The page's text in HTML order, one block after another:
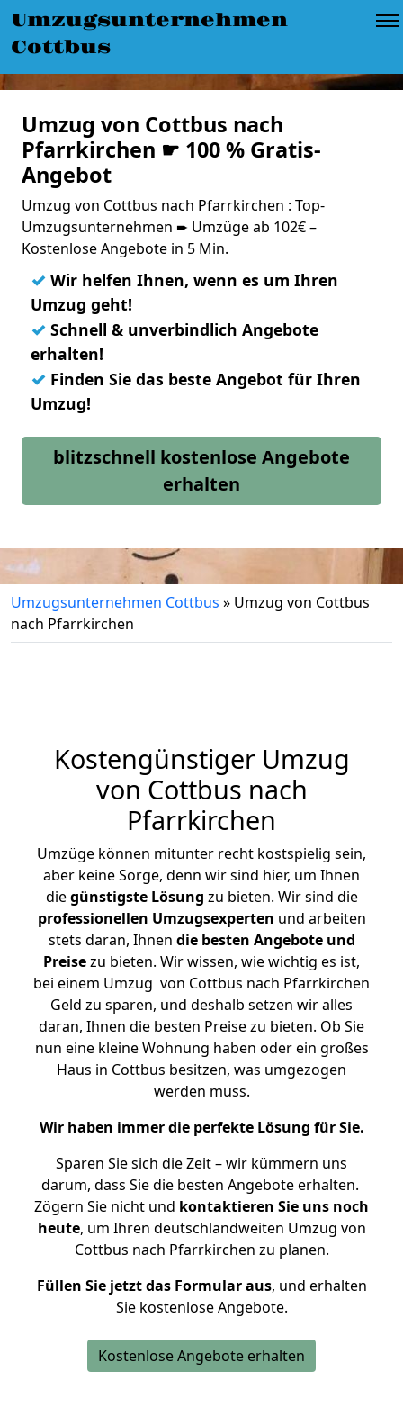
Umzugsunternehmen
Cottbus
Umzug von Cottbus nach
Pfarrkirchen ☛ 100 % Gratis-
Angebot
Umzug von Cottbus nach Pfarrkirchen : Top-
Umzugsunternehmen ➨ Umzüge ab 102€ –
Kostenlose Angebote in 5 Min.
✓ Wir helfen Ihnen, wenn es um Ihren
Umzug geht!
✓ Schnell & unverbindlich Angebote
erhalten!
✓ Finden Sie das beste Angebot für Ihren
Umzug!
blitzschnell kostenlose Angebote
erhalten
Umzugsunternehmen Cottbus » Umzug von Cottbus
nach Pfarrkirchen
Kostengünstiger Umzug
von Cottbus nach
Pfarrkirchen
Umzüge können mitunter recht kostspielig sein,
aber keine Sorge, denn wir sind hier, um Ihnen
diegünstigste Lösung zu bieten. Wir sind die
professionellen Umzugsexperten und arbeiten
stets daran, Ihnen die besten Angebote und
Preisezu bieten. Wir wissen, wie wichtig es ist,
bei einem Umzug von Cottbus nach Pfarrkirchen
Geld zu sparen, und deshalb setzen wir alles
daran, Ihnen die besten Preise zu bieten. Ob Sie
nun eine kleine Wohnung haben oder ein großes
Haus in Cottbus besitzen, was umgezogen
werden muss.
Wir haben immer die perfekte Lösung für Sie.
Sparen Sie sich die Zeit – wir kümmern uns
darum, dass Sie die besten Angebote erhalten.
Zögern Sie nicht und kontaktieren Sie uns noch
heute, um Ihren deutschlandweiten Umzug von
Cottbus nach Pfarrkirchen zu planen.
Füllen Sie jetzt das Formular aus, und erhalten
Sie kostenlose Angebote.
Kostenlose Angebote erhalten